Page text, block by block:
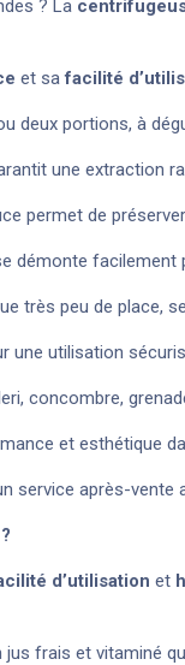
? La
et safacilité
deux portions, à
une extraction
permet de
démonte
très peu de place,
une utilisation
concombre,
et esthétique
service après-vente
d’utilisation et
frais et vitaminé